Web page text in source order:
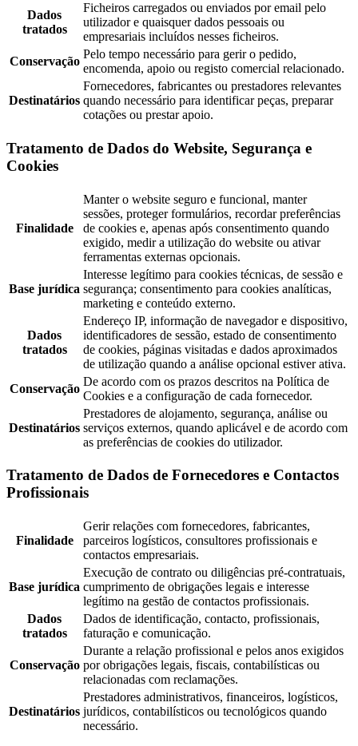
Dados
tratados
Ficheiros carregados ou enviados por email pelo
utilizador e quaisquer dados pessoais ou
empresariais incluídos nesses ficheiros.
Conservação
Pelo tempo necessário para gerir o pedido,
encomenda, apoio ou registo comercial relacionado.
Destinatários
Fornecedores, fabricantes ou prestadores relevantes
quando necessário para identificar peças, preparar
cotações ou prestar apoio.
Tratamento de Dados do Website, Segurança e
Cookies
Finalidade
Manter o website seguro e funcional, manter
sessões, proteger formulários, recordar preferências
de cookies e, apenas após consentimento quando
exigido, medir a utilização do website ou ativar
ferramentas externas opcionais.
Base jurídica
Interesse legítimo para cookies técnicas, de sessão e
segurança; consentimento para cookies analíticas,
marketing e conteúdo externo.
Dados
tratados
Endereço IP, informação de navegador e dispositivo,
identificadores de sessão, estado de consentimento
de cookies, páginas visitadas e dados aproximados
de utilização quando a análise opcional estiver ativa.
Conservação
De acordo com os prazos descritos na Política de
Cookies e a configuração de cada fornecedor.
Destinatários
Prestadores de alojamento, segurança, análise ou
serviços externos, quando aplicável e de acordo com
as preferências de cookies do utilizador.
Tratamento de Dados de Fornecedores e Contactos
Profissionais
Finalidade
Gerir relações com fornecedores, fabricantes,
parceiros logísticos, consultores profissionais e
contactos empresariais.
Base jurídica
Execução de contrato ou diligências pré-contratuais,
cumprimento de obrigações legais e interesse
legítimo na gestão de contactos profissionais.
Dados
tratados
Dados de identificação, contacto, profissionais,
faturação e comunicação.
Conservação
Durante a relação profissional e pelos anos exigidos
por obrigações legais, fiscais, contabilísticas ou
relacionadas com reclamações.
Destinatários
Prestadores administrativos, financeiros, logísticos,
jurídicos, contabilísticos ou tecnológicos quando
necessário.